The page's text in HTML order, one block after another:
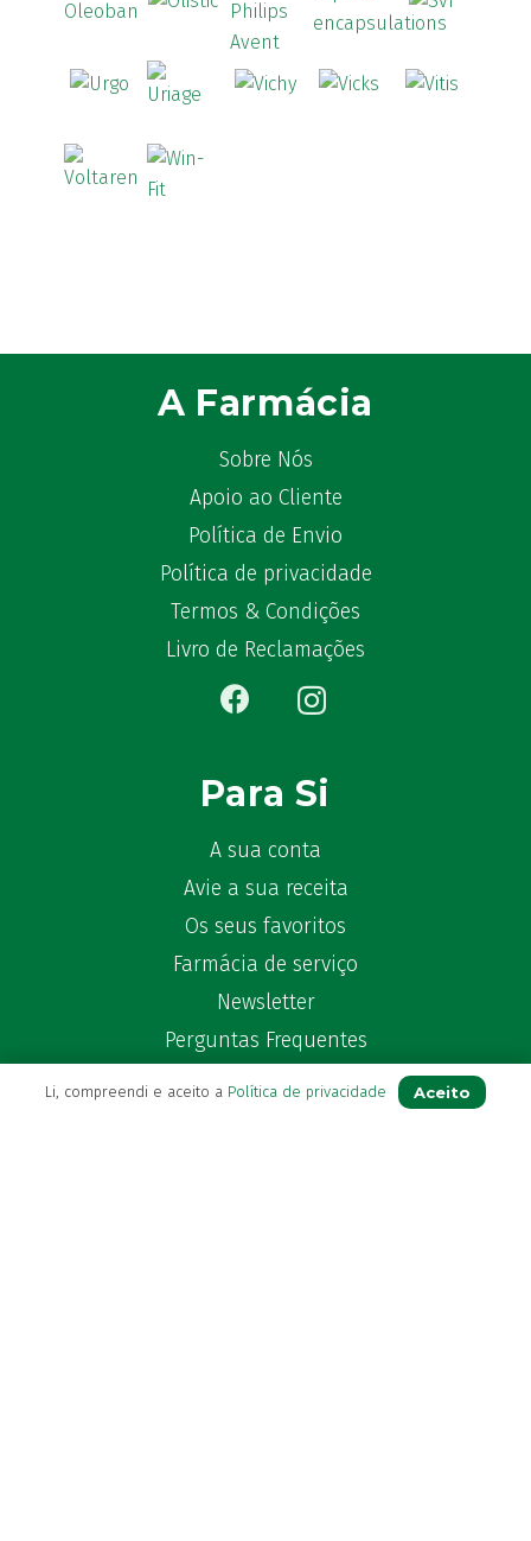
A Farmácia
Sobre Nós
Apoio ao Cliente
Política de Envio
Política de privacidade
Termos & Condições
Livro de Reclamações
Para Si
A sua conta
Avie a sua receita
Os seus favoritos
Farmácia de serviço
Newsletter
Perguntas Frequentes
Blog
Li, compreendi e aceito a Política de privacidade Aceito